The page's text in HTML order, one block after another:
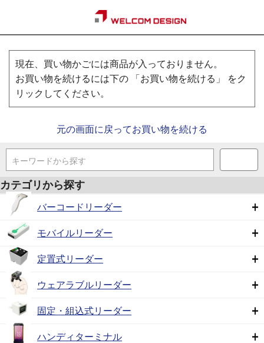
現在、買い物かごには商品が入っておりません。
お買い物を続けるには下の 「お買い物を続ける」 をク
リックしてください。
元の画面に戻ってお買い物を続ける
キーワードから探す
カテゴリから探す
バーコードリーダー
モバイルリーダー
定置式リーダー
ウェアラブルリーダー
固定・組込式リーダー
ハンディターミナル